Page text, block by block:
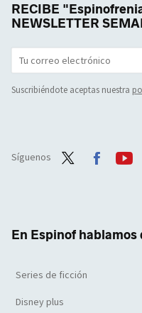
RECIBE
NEWSLETTER
Suscribiéndote aceptas nuestra
Síguenos
En Espinof hablamos
Series de ficción
Disney plus